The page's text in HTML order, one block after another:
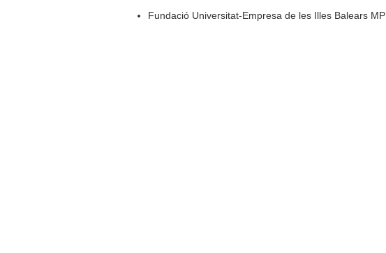
Fundació Universitat-Empresa de les Illes Balears MP